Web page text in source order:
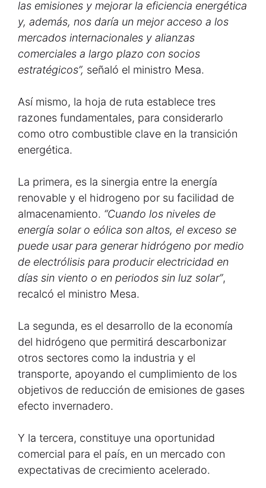
las emisiones y mejorar la eficiencia energética
y, además, nos daría un mejor acceso a los
mercados internacionales y alianzas
comerciales a largo plazo con socios
estratégicos”, señaló el ministro Mesa.
Así mismo, la hoja de ruta establece tres
razones fundamentales, para considerarlo
como otro combustible clave en la transición
energética.
La primera, es la sinergia entre la energía
renovable y el hidrogeno por su facilidad de
almacenamiento. “Cuando los niveles de
energía solar o eólica son altos, el exceso se
puede usar para generar hidrógeno por medio
de electrólisis para producir electricidad en
días sin viento o en periodos sin luz solar”,
recalcó el ministro Mesa.
La segunda, es el desarrollo de la economía
del hidrógeno que permitirá descarbonizar
otros sectores como la industria y el
transporte, apoyando el cumplimiento de los
objetivos de reducción de emisiones de gases
efecto invernadero.
Y la tercera, constituye una oportunidad
comercial para el país, en un mercado con
expectativas de crecimiento acelerado.